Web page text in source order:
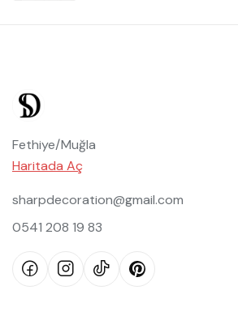
Fethiye/Muğla
Haritada Aç
sharpdecoration@gmail.com
0541 208 19 83